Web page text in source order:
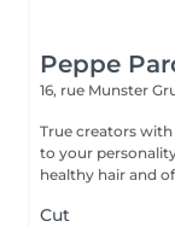
Peppe
16, rue Munster
True creators
to your
healthy hair and
Cut